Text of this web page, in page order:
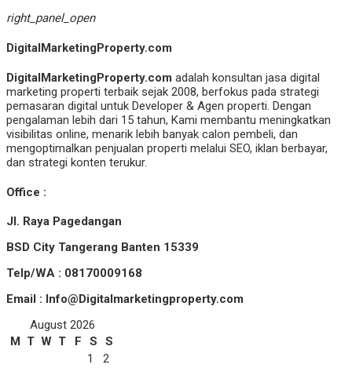
right_panel_open
DigitalMarketingProperty.com
DigitalMarketingProperty.com adalah konsultan jasa digital
marketing properti terbaik sejak 2008, berfokus pada strategi
pemasaran digital untuk Developer & Agen properti. Dengan
pengalaman lebih dari 15 tahun, Kami membantu meningkatkan
visibilitas online, menarik lebih banyak calon pembeli, dan
mengoptimalkan penjualan properti melalui SEO, iklan berbayar,
dan strategi konten terukur.
Office :
Jl. Raya Pagedangan
BSD City Tangerang Banten 15339
Telp/WA : 08170009168
Email : Info@Digitalmarketingproperty.com
August 2026
M
T W T F S
S
1
2